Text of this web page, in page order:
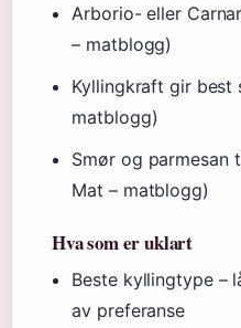
Arborio- eller
– matblogg)
Kyllingkraft gir best
matblogg)
Smør og parmesan
Mat – matblogg)
Hva som er uklart
Beste kyllingtype –
av preferanse